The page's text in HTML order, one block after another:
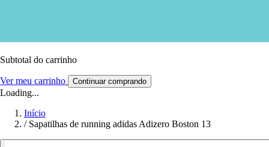
Subtotal do carrinho
Ver meu carrinho Continuar comprando
Loading...
Início
/ Sapatilhas de running adidas Adizero Boston 13